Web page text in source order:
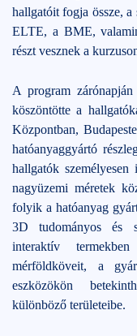
hallgatóit fogja össze,
ELTE, a BME,
részt vesznek a
A program
köszöntötte a
Központban,
hatóanyaggyártó
hallgatók
nagyüzemi méretek
folyik a hatóanyag
3D tudományos és
interaktív
mérföldköveit, a
eszközökön
különböző területeibe.